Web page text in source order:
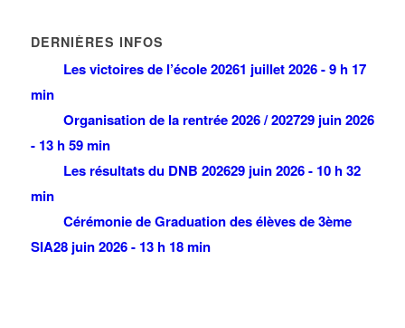
DERNIÈRES INFOS
Les victoires de l’école 20261 juillet 2026 - 9 h 17
min
Organisation de la rentrée 2026 / 202729 juin 2026
- 13 h 59 min
Les résultats du DNB 202629 juin 2026 - 10 h 32
min
Cérémonie de Graduation des élèves de 3ème
SIA28 juin 2026 - 13 h 18 min